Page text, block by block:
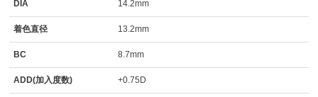
DIA 14.2mm
着色直径 13.2mm
BC 8.7mm
ADD(加入度数) +0.75D